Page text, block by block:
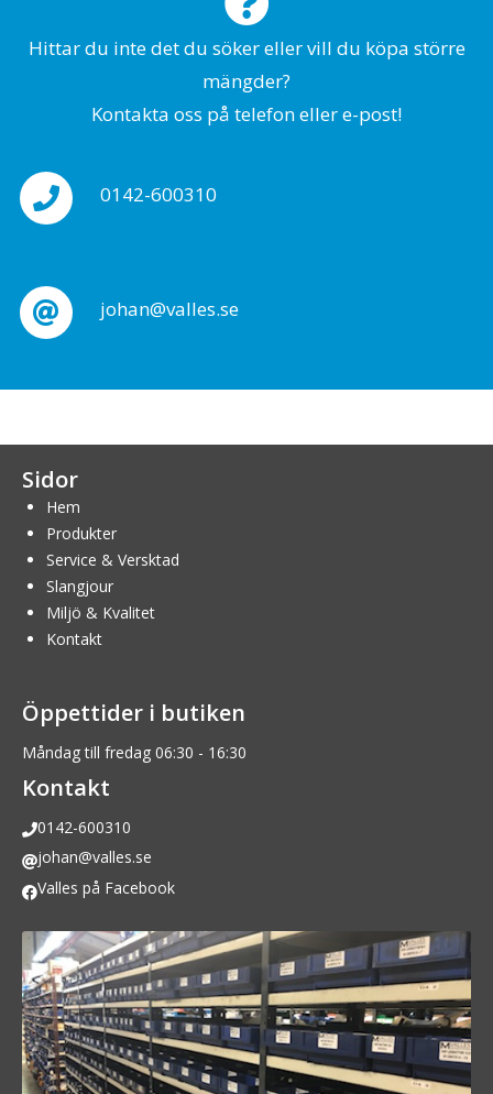
Hittar du inte det du söker eller vill du köpa större
mängder?
Kontakta oss på telefon eller e-post!
0142-600310
johan@valles.se
Sidor
Hem
Produkter
Service & Versktad
Slangjour
Miljö & Kvalitet
Kontakt
Öppettider i butiken
Måndag till fredag 06:30 - 16:30
Kontakt
0142-600310
johan@valles.se
Valles på Facebook